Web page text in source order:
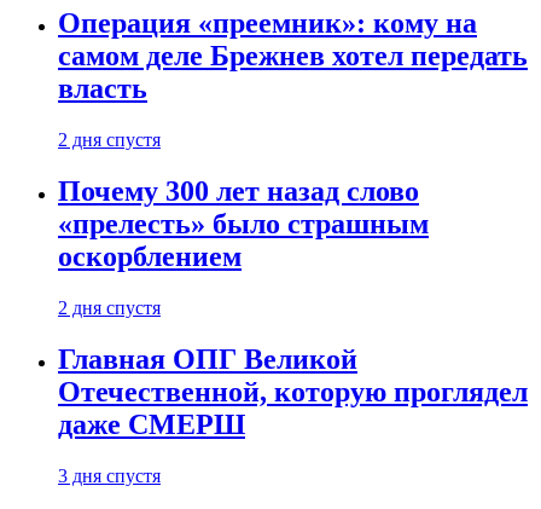
Операция «преемник»: кому на
самом деле Брежнев хотел передать
власть
2 дня спустя
Почему 300 лет назад слово
«прелесть» было страшным
оскорблением
2 дня спустя
Главная ОПГ Великой
Отечественной, которую проглядел
даже СМЕРШ
3 дня спустя